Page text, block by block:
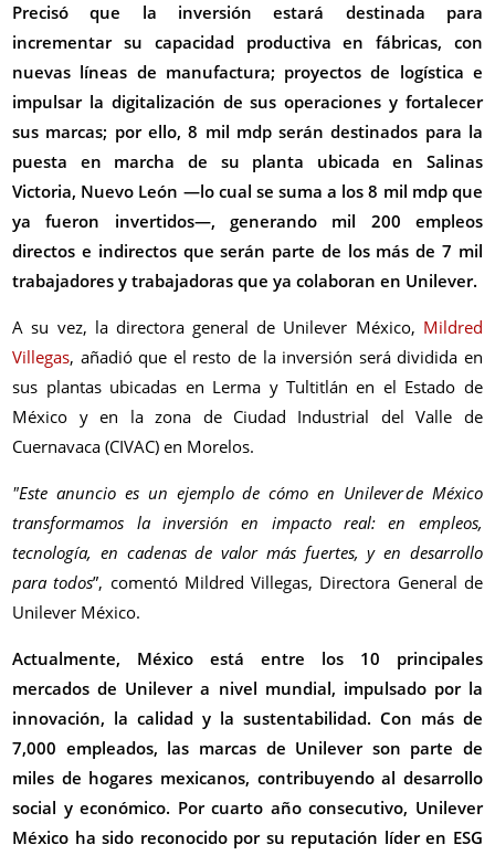
Precisó que la inversión estará destinada para
incrementar su capacidad productiva en fábricas, con
nuevas líneas de manufactura; proyectos de logística e
impulsar la digitalización de sus operaciones y fortalecer
sus marcas; por ello, 8 mil mdp serán destinados para la
puesta en marcha de su planta ubicada en Salinas
Victoria, Nuevo León —lo cual se suma a los 8 mil mdp que
ya fueron invertidos—, generando mil 200 empleos
directos e indirectos que serán parte de los más de 7 mil
trabajadores y trabajadoras que ya colaboran en Unilever.
A su vez, la directora general de Unilever México, Mildred
Villegas, añadió que el resto de la inversión será dividida en
sus plantas ubicadas en Lerma y Tultitlán en el Estado de
México y en la zona de Ciudad Industrial del Valle de
Cuernavaca (CIVAC) en Morelos.
"Este anuncio es un ejemplo de cómo en Unilever de México
transformamos la inversión en impacto real: en empleos,
tecnología, en cadenas de valor más fuertes, y en desarrollo
para todos”, comentó Mildred Villegas, Directora General de
Unilever México.
Actualmente, México está entre los 10 principales
mercados de Unilever a nivel mundial, impulsado por la
innovación, la calidad y la sustentabilidad. Con más de
7,000 empleados, las marcas de Unilever son parte de
miles de hogares mexicanos, contribuyendo al desarrollo
social y económico. Por cuarto año consecutivo, Unilever
México ha sido reconocido por su reputación líder en ESG